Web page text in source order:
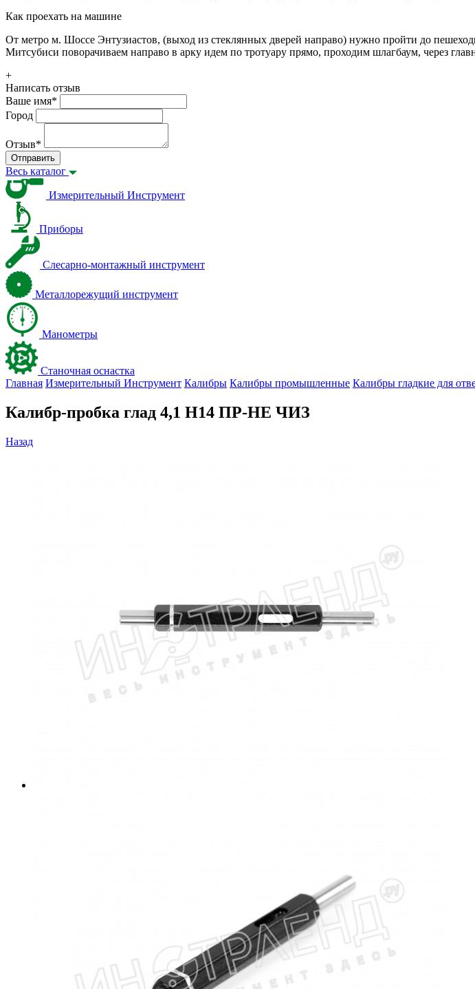
Как проехать на машине
От метро м. Шоссе Энтузиастов, (выход из стеклянных дверей направо) нужно пройти до
Митсубиси поворачиваем направо в арку идем по тротуару прямо, проходим шлагбаум, через
+
Написать отзыв
Ваше имя*
Город
Отзыв*
Отправить
Весь каталог
Измерительный Инструмент
Приборы
Слесарно-монтажный инструмент
Металлорежущий инструмент
Манометры
Станочная оснастка
Главная Измерительный Инструмент Калибры Калибры промышленные Калибры гладкие для
Калибр-пробка глад 4,1 H14 ПР-НЕ ЧИЗ
Назад